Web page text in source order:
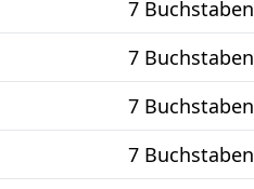
7 Buchstaben
7 Buchstaben
7 Buchstaben
7 Buchstaben